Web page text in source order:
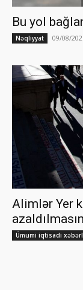
Bu yol
Nəqliyyat 09/08/
Alimlər Yer
Ümumi iqtisadi